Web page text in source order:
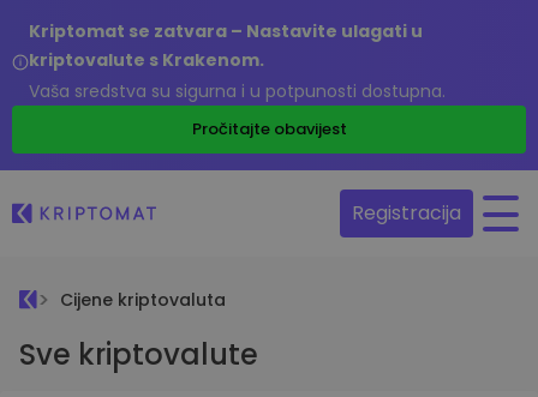
Kriptomat se zatvara – Nastavite ulagati u
kriptovalute s Krakenom.
Vaša sredstva su sigurna i u potpunosti dostupna.
Pročitajte obavijest
Registracija
Cijene kriptovaluta
Sve kriptovalute